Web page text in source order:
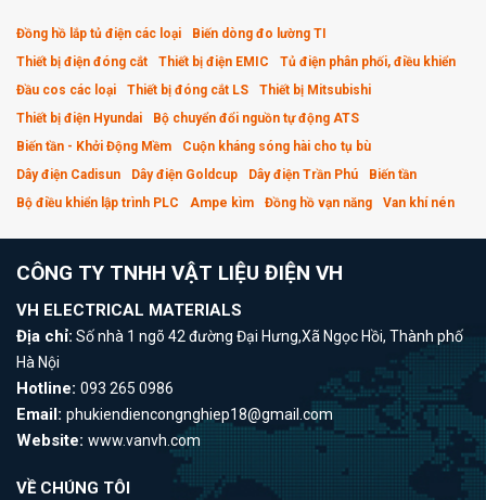
Đồng hồ lắp tủ điện các loại
Biến dòng đo lường TI
Thiết bị điện đóng cắt
Thiết bị điện EMIC
Tủ điện phân phối, điều khiển
Đầu cos các loại
Thiết bị đóng cắt LS
Thiết bị Mitsubishi
Thiết bị điện Hyundai
Bộ chuyển đổi nguồn tự động ATS
Biến tần - Khởi Động Mềm
Cuộn kháng sóng hài cho tụ bù
Dây điện Cadisun
Dây điện Goldcup Dây điện Trần Phú
Biến tần
Bộ điều khiển lập trình PLC
Ampe kìm Đồng hồ vạn năng Van khí nén
CÔNG TY TNHH VẬT LIỆU ĐIỆN VH
VH ELECTRICAL MATERIALS
Địa chỉ: Số nhà 1 ngõ 42 đường Đại Hưng,Xã Ngọc Hồi, Thành phố
Hà Nội
Hotline: 093 265 0986
Email: phukiendiencongnghiep18@gmail.com
Website: www.vanvh.com
VỀ CHÚNG TÔI